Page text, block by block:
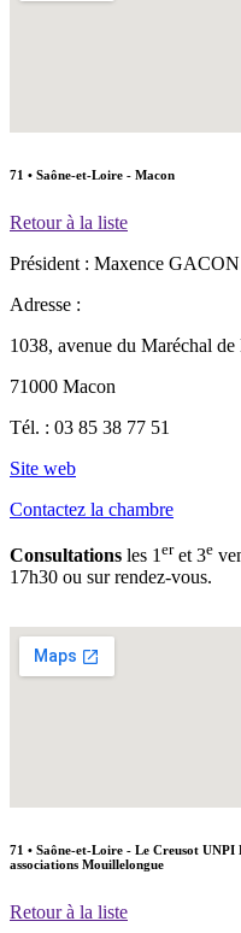
71 • Saône-et-Loire - Macon
Retour à la liste
Président : Maxence GACON
Adresse :
1038, avenue du Maréchal
71000 Macon
Tél. : 03 85 38 77 51
Site web
Contactez la chambre
Consultations les 1 eret 3e
17h30 ou sur rendez-vous.
71 • Saône-et-Loire - Le Creusot UNPI
associations Mouillelongue
Retour à la liste